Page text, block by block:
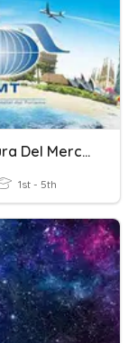
Estructura Del Mercado Turístico. Tema 2
1st - 5th